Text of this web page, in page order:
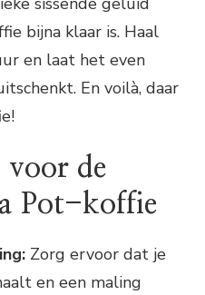
bijna klaar is. Haal
en laat het even
En voilà, daar
de
Pot-koffie
Zorg ervoor dat je
en een maling